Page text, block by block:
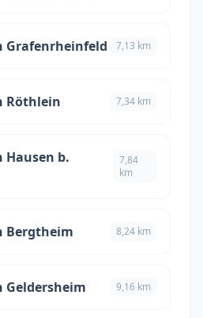
Grafenrheinfeld 7,13 km
Röthlein 7,34 km
b.
7,84
km
Bergtheim 8,24 km
9,16 km